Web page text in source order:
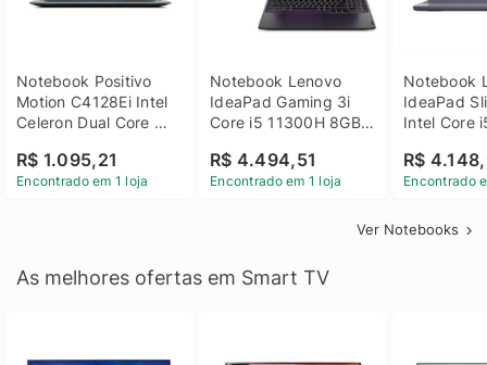
Notebook Positivo
Motion C4128Ei Intel
Celeron Dual Core
Linux 14 - 3002181
R$ 1.095,21
Encontrado em 1 loja
Notebook Lenovo
IdeaPad Gaming 3i
Core i5 11300H 8GB
GTX 1650 4GB 15.6
FHD Linux - Preto
R$ 4.494,51
Encontrado em 1 loja
Notebook
IdeaPad
Intel Core
SSD Win
R$
Encontrado
Ver Notebooks
As melhores ofertas em Smart TV